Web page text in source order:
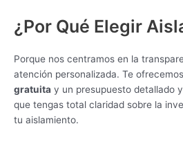
¿Por Qué Elegir
Porque nos centramos en la
atención personalizada. Te
gratuita y un presupuesto detallado
que tengas total claridad sobre la
tu aislamiento.